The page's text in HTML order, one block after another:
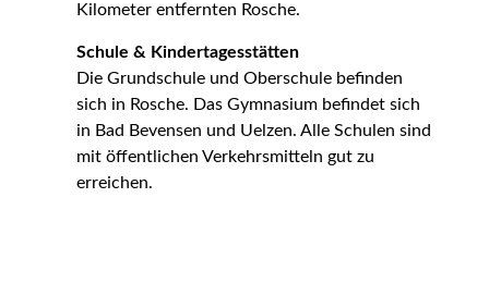
Kilometer entfernten Rosche.
Schule & Kindertagesstätten
Die Grundschule und Oberschule befinden
sich in Rosche. Das Gymnasium befindet sich
in Bad Bevensen und Uelzen. Alle Schulen sind
mit öffentlichen Verkehrsmitteln gut zu
erreichen.